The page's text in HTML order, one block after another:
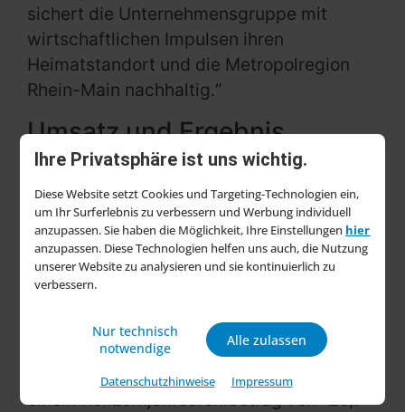
Ihre Privatsphäre ist uns wichtig.
Diese Website setzt Cookies und Targeting-Technologien ein,
um Ihr Surferlebnis zu verbessern und Werbung individuell
anzupassen. Sie haben die Möglichkeit, Ihre Einstellungen hier
anzupassen. Diese Technologien helfen uns auch, die Nutzung
unserer Website zu analysieren und sie kontinuierlich zu
verbessern.
Nur technisch
notwendige
Alle zulassen
Datenschutzhinweise Impressum
sichert die Unternehmensgruppe mit
wirtschaftlichen Impulsen ihren
Heimatstandort und die Metropolregion
Rhein-Main nachhaltig.“
Umsatz und Ergebnis
gesteigert
Die Messe Frankfurt wächst nach eigenen
Angaben schneller als erwartet und konnte
ihren Umsatz 2023 gegenüber dem
Vorjahr um ein Drittel auf 609 Millionen
Das Ergebnis 2023 hat sich gegenüber
dem Vorjahr ebenfalls deutlich verbessert
und lag bei rund 19 Millionen Euro, nach
einem Konzernjahresfehlbetrag von -25,7